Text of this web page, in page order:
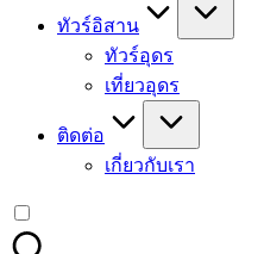
ทัวร์อิสาน
ทัวร์อุดร
เที่ยวอุดร
ติดต่อ
เกี่ยวกับเรา